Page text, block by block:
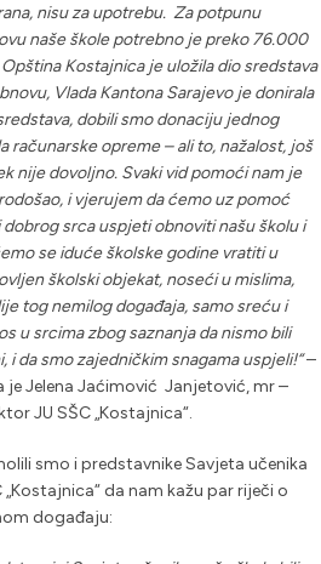
nisu za upotrebu. Za potpunu
naše škole potrebno je preko 76.000
Opština Kostajnica je uložila dio sredstava
Vlada Kantona Sarajevo je donirala
dobili smo donaciju jednog
računarske opreme – ali to, nažalost, još
nije dovoljno. Svaki vid pomoći nam je
i vjerujem da ćemo uz pomoć
dobrog srca uspjeti obnoviti našu školu i
se iduće školske godine vratiti u
školski objekat, noseći u mislima,
tog nemilog događaja, samo sreću i
u srcima zbog saznanja da nismo bili
i da smo zajedničkim snagama uspjeli!“–
je Jelena Jaćimović Janjetović, mr –
JU SŠC „Kostajnica“.
smo i predstavnike Savjeta učenika
„Kostajnica“ da nam kažu par riječi o
događaju: